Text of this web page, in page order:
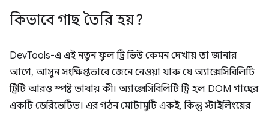
কিভাবে গাছ তৈরি হয়?
DevTools-এ এই নতুন ফুল ট্রি ভিউ কেমন দেখায় তা জানার
আগে, আসুন সংক্ষিপ্তভাবে জেনে নেওয়া যাক যে অ্যাক্সেসিবিলিটি
ট্রিটি আরও স্পষ্ট ভাষায় কী। অ্যাক্সেসিবিলিটি ট্রি হল DOM গাছের
একটি ডেরিভেটিভ। এর গঠন মোটামুটি একই, কিন্তু স্টাইলিংয়ের